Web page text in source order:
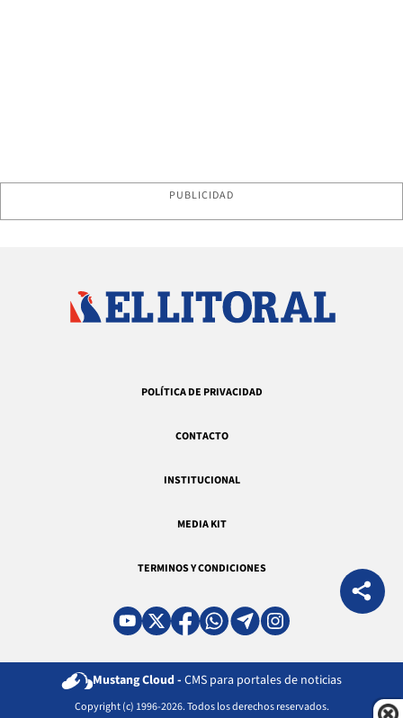
PUBLICIDAD
POLÍTICA DE PRIVACIDAD
CONTACTO
INSTITUCIONAL
MEDIA KIT
TERMINOS Y CONDICIONES
Mustang Cloud - CMS para portales de noticias
Copyright (c) 1996-2026. Todos los derechos reservados.